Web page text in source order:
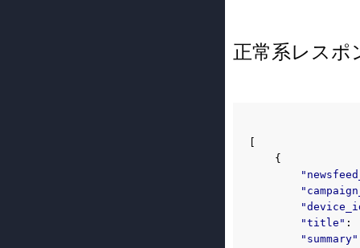
正常系レスポ
{
"title" :
"summary"